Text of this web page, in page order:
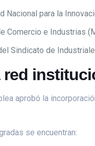
Nacional para la
Comercio e Industrias
Sindicato de
aprobó la
se encuentran: